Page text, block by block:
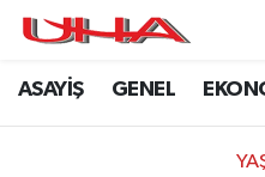
ASAYİŞ GENEL
ASAYİŞ
Nöbetçi Eczaneler